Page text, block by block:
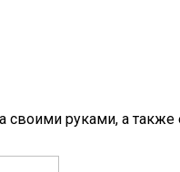
своими руками, а также